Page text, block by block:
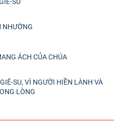
NHƯỜNG
ÁCH CỦA CHÚA
SU, VÌ NGƯỜI HIỀN LÀNH VÀ
LÒNG